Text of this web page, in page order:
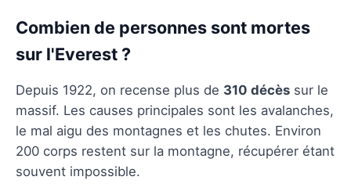
Combien de personnes sont mortes
sur l'Everest ?
Depuis 1922, on recense plus de 310 décès sur le
massif. Les causes principales sont les avalanches,
le mal aigu des montagnes et les chutes. Environ
200 corps restent sur la montagne, récupérer étant
souvent impossible.